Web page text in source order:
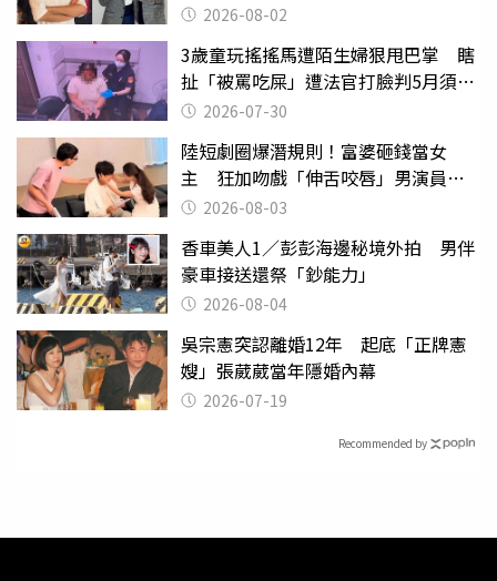
2026-08-02
3歲童玩搖搖馬遭陌生婦狠甩巴掌 瞎
扯「被罵吃屎」遭法官打臉判5月須入
監 2026-07-30
陸短劇圈爆潛規則！富婆砸錢當女
主 狂加吻戲「伸舌咬唇」男演員崩
潰 2026-08-03
香車美人1／彭彭海邊秘境外拍 男伴
豪車接送還祭「鈔能力」
2026-08-04
吳宗憲突認離婚12年 起底「正牌憲
嫂」張葳葳當年隱婚內幕
2026-07-19
Recommended by